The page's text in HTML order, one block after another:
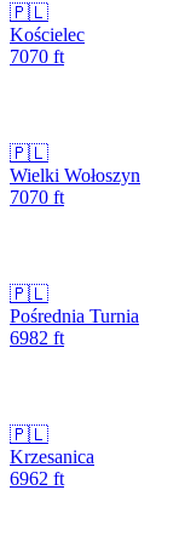
🇵🇱
Kościelec
7070 ft
🇵🇱
Wielki Wołoszyn
7070 ft
🇵🇱
Pośrednia Turnia
6982 ft
🇵🇱
Krzesanica
6962 ft